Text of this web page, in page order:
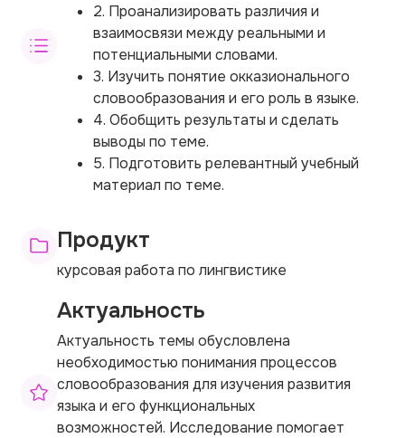
2. Проанализировать различия и
взаимосвязи между реальными и
потенциальными словами.
3. Изучить понятие окказионального
словообразования и его роль в языке.
4. Обобщить результаты и сделать
выводы по теме.
5. Подготовить релевантный учебный
материал по теме.
Продукт
курсовая работа по лингвистике
Актуальность
Актуальность темы обусловлена
необходимостью понимания процессов
словообразования для изучения развития
языка и его функциональных
возможностей. Исследование помогает